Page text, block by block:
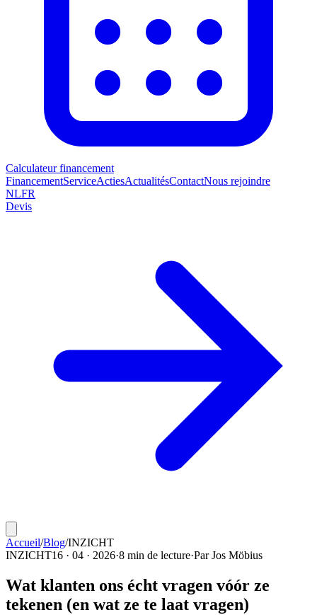
Calculateur financement
FinancementServiceActiesActualitésContactNous rejoindre
NLFR
Devis
Accueil/Blog/INZICHT
INZICHT16 · 04 · 2026·8 min de lecture·Par Jos Möbius
Wat klanten ons écht vragen vóór ze
tekenen (en wat ze te laat vragen)